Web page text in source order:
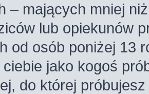
– mających mniej
lub opiekunów
od osób poniżej 13
jako kogoś
do której